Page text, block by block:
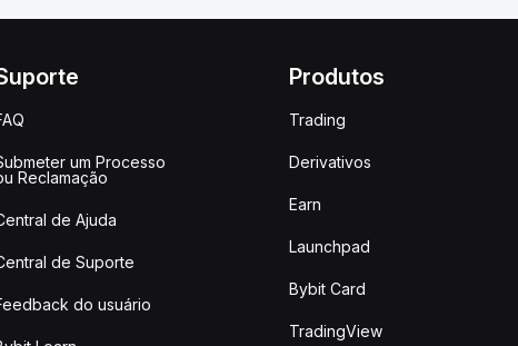
um Processo
Reclamação
de Ajuda
de Suporte
do usuário
Produtos
Trading
Derivativos
Earn
Launchpad
Bybit Card
TradingView